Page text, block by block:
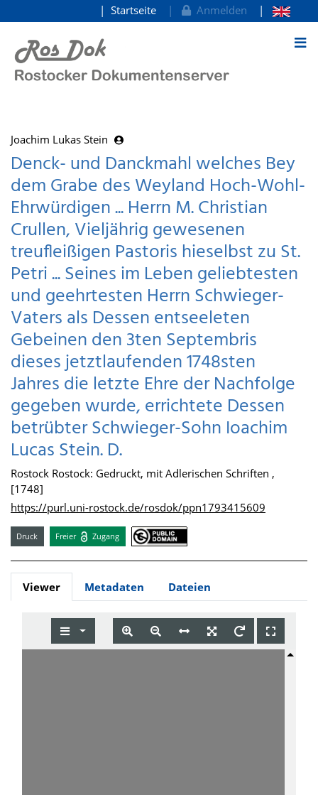
zum Inhalt
Startseite Anmelden
Joachim Lukas Stein
Denck- und Danckmahl welches Bey
dem Grabe des Weyland Hoch-Wohl-
Ehrwürdigen ... Herrn M. Christian
Crullen, Vieljährig gewesenen
treufleißigen Pastoris hieselbst zu St.
Petri ... Seines im Leben geliebtesten
und geehrtesten Herrn Schwieger-
Vaters als Dessen entseeleten
Gebeinen den 3ten Septembris
dieses jetztlaufenden 1748sten
Jahres die letzte Ehre der Nachfolge
gegeben wurde, errichtete Dessen
betrübter Schwieger-Sohn Ioachim
Lucas Stein. D.
Rostock Rostock: Gedruckt, mit Adlerischen Schriften ,
[1748]
https://purl.uni-rostock.de/rosdok/ppn1793415609
Druck Freier Zugang
Viewer Metadaten Dateien